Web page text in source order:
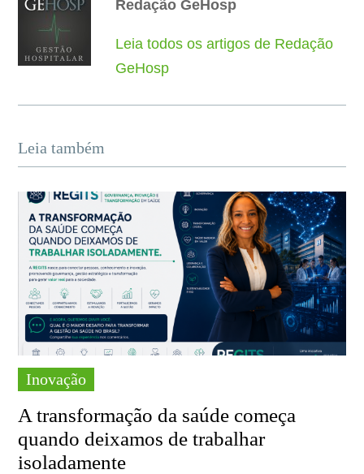
Redação GeHosp
Leia todos os artigos de Redação
GeHosp
Leia também
Inovação
A transformação da saúde começa
quando deixamos de trabalhar
isoladamente